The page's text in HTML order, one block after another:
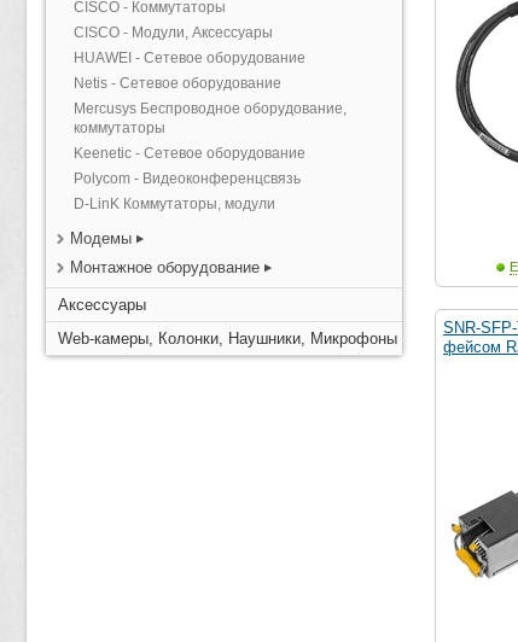
CISCO - Коммутаторы
CISCO - Модули, Аксессуары
HUAWEI - Сетевое оборудование
Netis - Сетевое оборудование
Mercusys Беспроводное оборудование,
коммутаторы
Keenetic - Сетевое оборудование
Polycom - Видеоконференцсвязь
D-LinK Коммутаторы, модули
Модемы
Монтажное оборудование
Аксессуары
Web-камеры, Колонки, Наушники, Микрофоны
SNR-
фейсом